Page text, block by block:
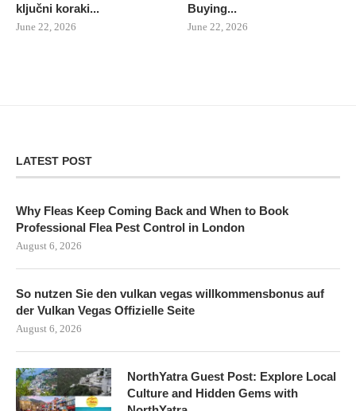
ključni koraki...
June 22, 2026
Buying...
June 22, 2026
LATEST POST
Why Fleas Keep Coming Back and When to Book
Professional Flea Pest Control in London
August 6, 2026
So nutzen Sie den vulkan vegas willkommensbonus auf
der Vulkan Vegas Offizielle Seite
August 6, 2026
NorthYatra Guest Post: Explore Local
Culture and Hidden Gems with